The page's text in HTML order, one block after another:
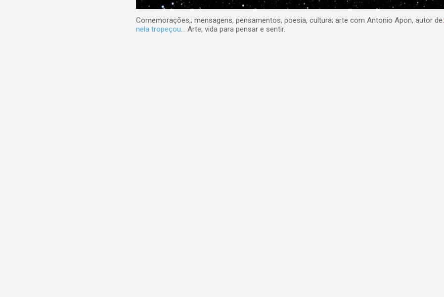
Comemorações,; mensagens, pensamentos, poesia, cultura; arte com Antonio Apon, autor de:
nela tropeçou... Arte, vida para pensar e sentir.